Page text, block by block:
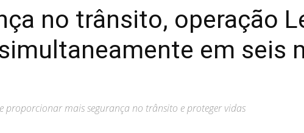
no trânsito, operação
em seis
mais segurança no trânsito e proteger vidas